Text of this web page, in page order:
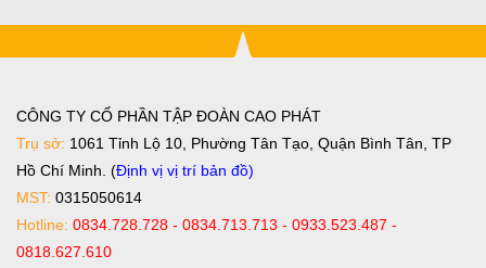
CÔNG TY CỔ PHẦN TẬP ĐOÀN CAO PHÁT
Trụ sở: 1061 Tỉnh Lộ 10, Phường Tân Tạo, Quận Bình Tân, TP
Hồ Chí Minh. (Định vị vị trí bản đồ)
MST: 0315050614
Hotline: 0834.728.728 - 0834.713.713 - 0933.523.487 -
0818.627.610